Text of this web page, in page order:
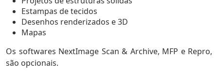
Estampas de tecidos
Desenhos renderizados e 3D
Mapas
Os softwares NextImage Scan & Archive, MFP e Repro,
são opcionais.